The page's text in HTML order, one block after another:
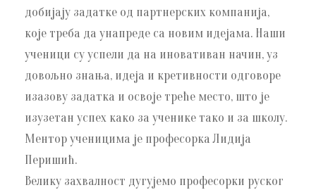
добијају задатке од партнерских компанија,
које треба да унапреде са новим идејама. Наши
ученици су успели да на иновативан начин, уз
довољно знања, идеја и кретивности одговоре
изазову задатка и освоје треће место, што је
изузетан успех како за ученике тако и за школу.
Ментор ученицима је професорка Лидија
Перишић.
Велику захвалност дугујемо професорки руског